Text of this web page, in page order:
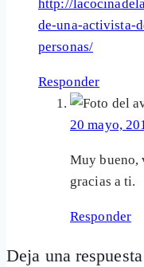
http://
de-una-activista-
personas/
Responder
20 mayo,
Muy
gracias a ti.
Responder
Deja una respuesta